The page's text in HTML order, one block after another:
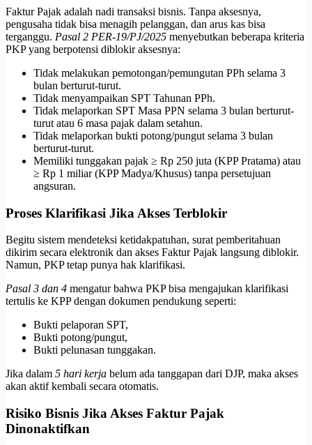
Faktur Pajak adalah nadi transaksi bisnis. Tanpa aksesnya,
pengusaha tidak bisa menagih pelanggan, dan arus kas bisa
terganggu. Pasal 2 PER-19/PJ/2025 menyebutkan beberapa kriteria
PKP yang berpotensi diblokir aksesnya:
Tidak melakukan pemotongan/pemungutan PPh selama 3
bulan berturut-turut.
Tidak menyampaikan SPT Tahunan PPh.
Tidak melaporkan SPT Masa PPN selama 3 bulan berturut-
turut atau 6 masa pajak dalam setahun.
Tidak melaporkan bukti potong/pungut selama 3 bulan
berturut-turut.
Memiliki tunggakan pajak ≥ Rp 250 juta (KPP Pratama) atau
≥ Rp 1 miliar (KPP Madya/Khusus) tanpa persetujuan
angsuran.
Proses Klarifikasi Jika Akses Terblokir
Begitu sistem mendeteksi ketidakpatuhan, surat pemberitahuan
dikirim secara elektronik dan akses Faktur Pajak langsung diblokir.
Namun, PKP tetap punya hak klarifikasi.
Pasal 3 dan 4 mengatur bahwa PKP bisa mengajukan klarifikasi
tertulis ke KPP dengan dokumen pendukung seperti:
Bukti pelaporan SPT,
Bukti potong/pungut,
Bukti pelunasan tunggakan.
Jika dalam 5 hari kerja belum ada tanggapan dari DJP, maka akses
akan aktif kembali secara otomatis.
Risiko Bisnis Jika Akses Faktur Pajak
Dinonaktifkan